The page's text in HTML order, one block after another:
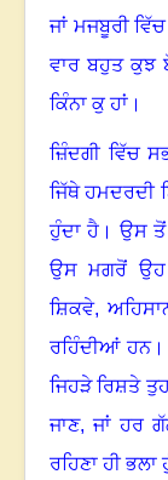
ਜਾਂ ਮਜਬੂਰੀ
ਵਾਰ ਬਹੁਤ ਕੁਝ
ਕਿੰਨਾ ਕੁ ਹਾਂ।
ਜ਼ਿੰਦਗੀ ਵਿੱਚ
ਜਿੱਥੇ ਹਮਦਰਦੀ
ਹੁੰਦਾ ਹੈ। ਉਸ
ਉਸ ਮਗਰੋਂ ਉਹ
ਸ਼ਿਕਵੇ,
ਰਹਿੰਦੀਆਂ ਹਨ।
ਜਿਹੜੇ ਰਿਸ਼ਤੇ
ਜਾਣ,ਜਾਂ ਹਰ
ਰਹਿਣਾ ਹੀ